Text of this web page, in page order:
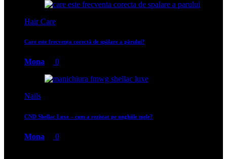
Hair Care
Care este frecvența corectă de spălare a părului?
Mona 0
Nails
CND Shellac Luxe – cum a rezistat pe unghiile mele?
Mona 0